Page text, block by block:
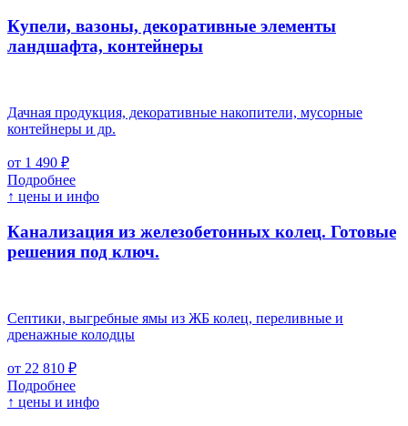
Купели, вазоны, декоративные элементы
ландшафта, контейнеры
Дачная продукция, декоративные накопители, мусорные
контейнеры и др.
от 1 490 ₽
Подробнее
↑ цены и инфо
Канализация из железобетонных колец. Готовые
решения под ключ.
Септики, выгребные ямы из ЖБ колец, переливные и
дренажные колодцы
от 22 810 ₽
Подробнее
↑ цены и инфо